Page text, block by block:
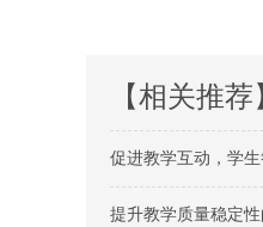
【相关推荐
促进教学互动，学
提升教学质量稳定